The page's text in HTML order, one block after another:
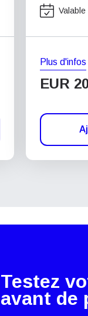
Valable
Plus d'infos
EUR
Testez
avant de